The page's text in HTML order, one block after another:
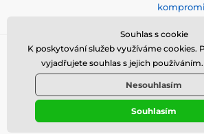
© 2026 www.top-crazy.cz ⦁ E-shop
Souhlas s cookie
K poskytování služeb využíváme cookies.
vyjadřujete souhlas s jejich používáním.
Nesouhlasím
Souhlasím